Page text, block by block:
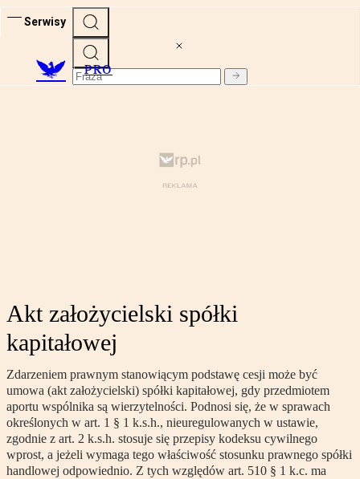
Serwisy
PRO
Akt założycielski spółki
kapitałowej
Zdarzeniem prawnym stanowiącym podstawę cesji może być
umowa (akt założycielski) spółki kapitałowej, gdy przedmiotem
aportu wspólnika są wierzytelności. Podnosi się, że w sprawach
określonych w art. 1 § 1 k.s.h., nieuregulowanych w ustawie,
zgodnie z art. 2 k.s.h. stosuje się przepisy kodeksu cywilnego
wprost, a jeżeli wymaga tego właściwość stosunku prawnego spółki
handlowej odpowiednio. Z tych względów art. 510 § 1 k.c. ma